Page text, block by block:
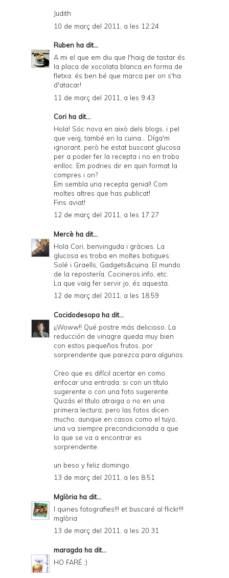
Judith
10 de març del 2011, a les 12:24
Ruben ha dit...
A mi el que em diu que l'haig de tastar és
la placa de xocolata blanca en forma de
fletxa: és ben bé que marca per on s'ha
d'atacar!
11 de març del 2011, a les 9:43
Cori ha dit...
Hola! Sóc nova en això dels blogs, i pel
que veig, també en la cuina... Díga'm
ignorant, però he estat buscant glucosa
per a poder fer la recepta i no en trobo
enlloc. Em podries dir en quin format la
compres i on?
Em sembla una recepta genial! Com
moltes altres que has publicat!
Fins aviat!
12 de març del 2011, a les 17:27
Mercè ha dit...
Hola Cori, benvinguda i gràcies. La
glucosa es troba en moltes botigues:
Solé i Graells, Gadgets&cuina, El mundo
de la repostería, Cocineros.info, etc.
La que vaig fer servir jo, és aquesta
12 de març del 2011, a les 18:59
Cocidodesopa ha dit...
¡¡Woww!! Qué postre más delicioso. La
reducción de vinagre queda muy bien
con estos pequeños frutos, por
sorprendente que parezca para algunos.
Creo que es difícil acertar en como
enfocar una entrada: si con un título
sugerente o con una foto sugerente.
Quizás el título atraiga o no en una
primera lectura, pero las fotos dicen
mucho, aunque en casos como el tuyo,
una va siempre precondicionada a que
lo que se va a encontrar es
sorprendente.
un beso y feliz domingo.
13 de març del 2011, a les 8:51
Mglòria ha dit...
I quines fotografies!!! et buscaré al flickr!!!
mglòria
13 de març del 2011, a les 20:31
maragda ha dit...
HO FARÉ ;)